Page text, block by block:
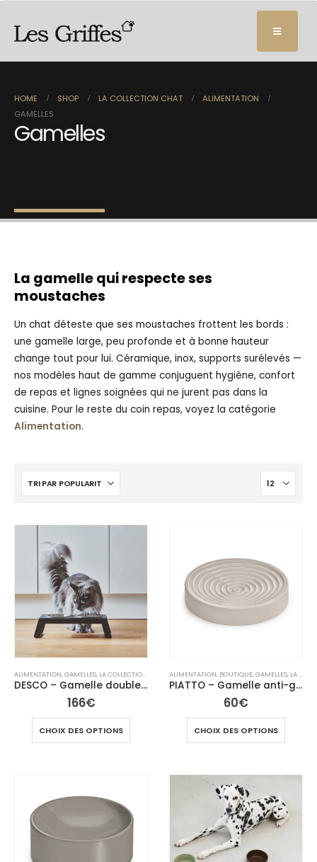
HOME SHOP LA COLLECTION CHAT
ALIMENTATION
GAMELLES
Gamelles
La gamelle qui respecte ses
moustaches
Un chat déteste que ses moustaches frottent les bords :
une gamelle large, peu profonde et à bonne hauteur
change tout pour lui. Céramique, inox, supports surélevés —
nos modèles haut de gamme conjuguent hygiène, confort
de repas et lignes soignées qui ne jurent pas dans la
cuisine. Pour le reste du coin repas, voyez la catégorie
Alimentation.
ALIMENTATION,GAMELLES, LA COLLECTION CHAT
DESCO – Gamelle double surélevée pour chat
166€
CHOIX DES OPTIONS
ALIMENTATION, BOUTIQUE,GAMELLES, LA COLLECTION CHAT
PIATTO – Gamelle anti-glouton en porcelaine élégante
60€
CHOIX DES OPTIONS